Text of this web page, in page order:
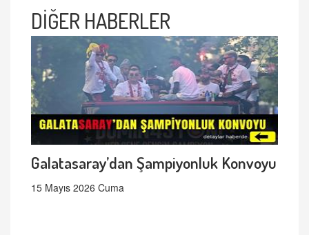
DİĞER HABERLER
Galatasaray’dan Şampiyonluk Konvoyu
15 Mayıs 2026 Cuma